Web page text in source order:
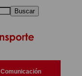
Buscar
Comunicación